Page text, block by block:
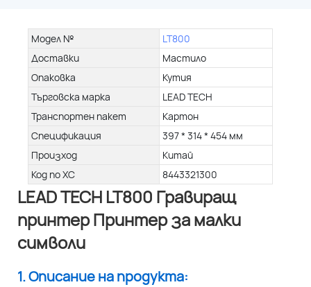
Модел №
LT800
Доставки
Мастило
Опаковка
Кутия
Търговска марка
LEAD TECH
Транспортен пакет
Картон
Спецификация
397 * 314 * 454 мм
Произход
Китай
Код по ХС
8443321300
LEAD TECH LT800 Гравиращ
принтер Принтер за малки
символи
1. Описание на продукта: